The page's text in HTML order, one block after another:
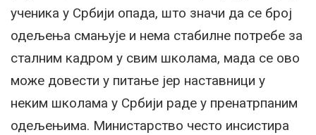
ученика у Србији опада, што значи да се број
одељења смањује и нема стабилне потребе за
сталним кадром у свим школама, мада се ово
може довести у питање јер наставници у
неким школама у Србији раде у пренатрпаним
одељењима. Министарство често инсистира